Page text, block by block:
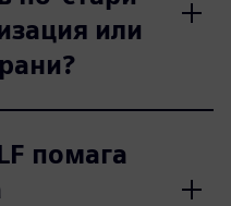
или
помага